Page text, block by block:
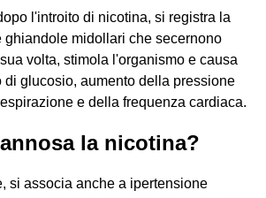
l'introito di nicotina, si registra la
ghiandole midollari che secernono
volta, stimola l'organismo e causa
di glucosio, aumento della pressione
e della frequenza cardiaca.
la nicotina?
si associa anche a ipertensione